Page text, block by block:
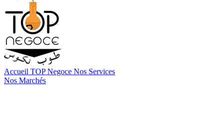
Accueil TOP Negoce Nos Services
Nos Marchés